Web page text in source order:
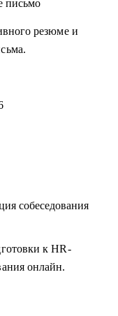
письмо
резюме и
собеседования
к HR-
онлайн.